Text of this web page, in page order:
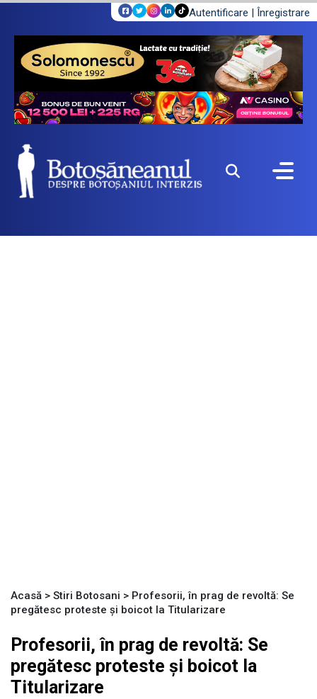
Autentificare | Înregistrare
Acasă > Stiri Botosani > Profesorii, în prag de revoltă: Se
pregătesc proteste și boicot la Titularizare
Profesorii, în prag de revoltă: Se
pregătesc proteste și boicot la
Titularizare